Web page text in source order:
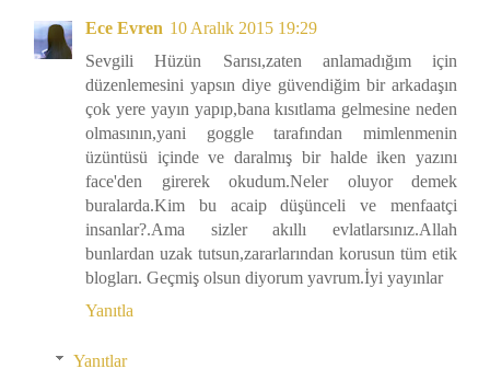
Ece Evren 10 Aralık 2015 19:29
Sevgili Hüzün Sarısı,zaten anlamadığım için
düzenlemesini yapsın diye güvendiğim bir arkadaşın
çok yere yayın yapıp,bana kısıtlama gelmesine neden
olmasının,yani goggle tarafından mimlenmenin
üzüntüsü içinde ve daralmış bir halde iken yazını
face'den girerek okudum.Neler oluyor demek
buralarda.Kim bu acaip düşünceli ve menfaatçi
insanlar?.Ama sizler akıllı evlatlarsınız.Allah
bunlardan uzak tutsun,zararlarından korusun tüm etik
blogları. Geçmiş olsun diyorum yavrum.İyi yayınlar
Yanıtla
Yanıtlar